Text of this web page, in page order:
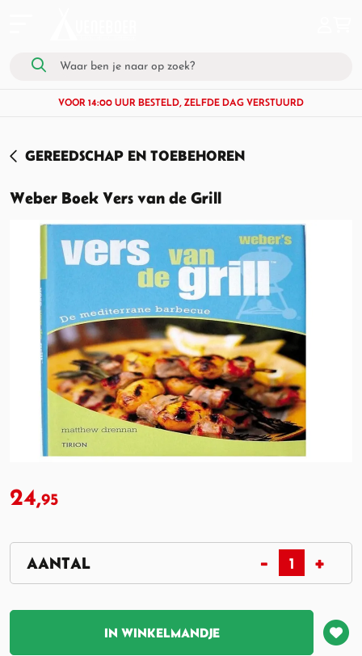
VOOR 14:00 UUR BESTELD, ZELFDE DAG VERSTUURD
GEREEDSCHAP EN TOEBEHOREN
Weber Boek Vers van de Grill
24,95
IN WINKELMANDJE